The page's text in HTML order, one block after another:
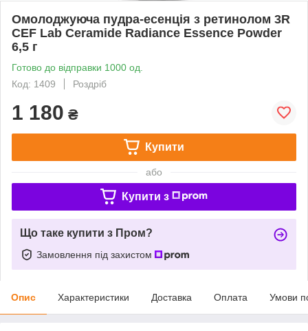
Омолоджуюча пудра-есенція з ретинолом 3R
CEF Lab Ceramide Radiance Essence Powder
6,5 г
Готово до відправки 1000 од.
Код: 1409
Роздріб
1 180 ₴
Купити
або
Купити з
Що таке купити з Пром?
Замовлення під захистом
Опис Характеристики Доставка Оплата Умови